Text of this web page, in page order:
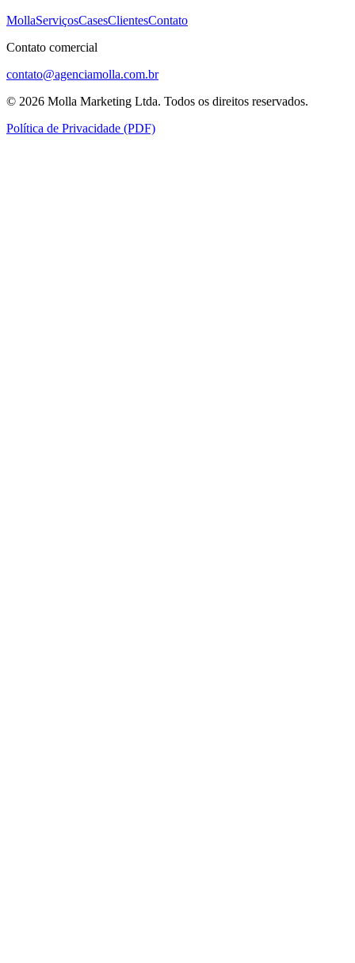
MollaServiçosCasesClientesContato
Contato comercial
contato@agenciamolla.com.br
© 2026 Molla Marketing Ltda. Todos os direitos reservados.
Política de Privacidade (PDF)